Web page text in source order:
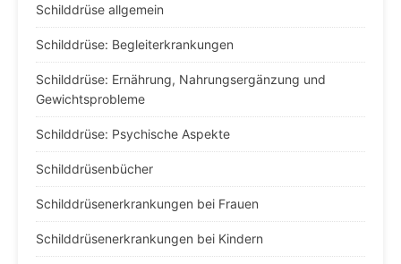
Schilddrüse allgemein
Schilddrüse: Begleiterkrankungen
Schilddrüse: Ernährung, Nahrungsergänzung und
Gewichtsprobleme
Schilddrüse: Psychische Aspekte
Schilddrüsenbücher
Schilddrüsenerkrankungen bei Frauen
Schilddrüsenerkrankungen bei Kindern